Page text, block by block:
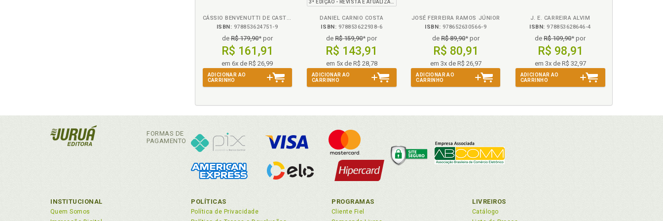
História. Justiça. Burocratização. Tendência histórica, p. 69
Inserção da tensão libertária nos cotidianos forenses, p. 139
Interesses coletivos. Engendramento da tutela de interesses coletivos com as relações de dominação/sujeição, p.
Introdução, p. 11
«Iuris dictio». Diagnóstico da ineficiência da «iuris dictio» de nosso tempo, p. 94
«Iuris dictio». Eixo de conexão das dimensões da «iuris dictio», p. 103
«Iuris dictio». Inserção da dialética libertária na «iuris dictio» de nosso tempo, p. 103
«Iuris dictio»: de zona de mediação tensionada à zona de tensão mediada, p. 163
«Iuris dictio»: de zona de tensão mediada à zona de mediação tensionada, p. 69
CÁSSIO BENVENUTTI DE CASTRO
ISBN: 978853624751-9
deR$ 179,90* por
R$ 161,91
em 6x de R$ 26,99
ADICIONAR AO
CARRINHO
DANIEL CARNIO COSTA
ISBN: 978853622938-6
deR$ 159,90* por
R$ 143,91
em 5x de R$ 28,78
ADICIONAR AO
CARRINHO
JOSÉ FERREIRA RAMOS JÚNIOR
ISBN: 978652630566-9
deR$ 89,90* por
R$ 80,91
em 3x de R$ 26,97
ADICIONAR AO
CARRINHO
J. E. CARREIRA ALVIM
ISBN: 978853628646-4
deR$ 109,90* por
R$ 98,91
em 3x de R$ 32,97
ADICIONAR AO
CARRINHO
FORMAS DE
PAGAMENTO
INSTITUCIONAL
Quem Somos
POLÍTICAS
Política de Privacidade
PROGRAMAS
Cliente Fiel
LIVREIROS
Catálogo